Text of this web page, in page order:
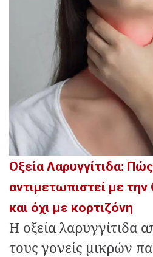
Οξεία Λαρυγγίτιδα:
αντιμετωπιστεί με
και όχι με κορτιζόνη
H οξεία λαρυγγίτιδα
τους γονείς μικρών